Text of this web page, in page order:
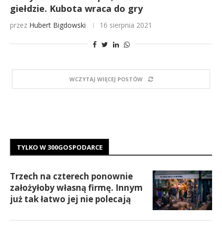
giełdzie. Kubota wraca do gry
przez Hubert Bigdowski 16 sierpnia 2021
WCZYTAJ WIĘCEJ POSTÓW
TYLKO W 300GOSPODARCE
Trzech na czterech ponownie
założyłoby własną firmę. Innym
już tak łatwo jej nie polecają